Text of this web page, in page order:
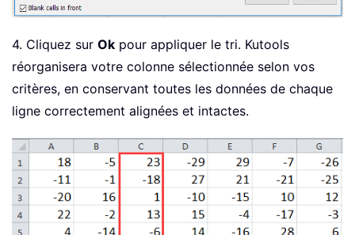
4. Cliquez sur Ok pour appliquer le tri. Kutools
réorganisera votre colonne sélectionnée selon vos
critères, en conservant toutes les données de chaque
ligne correctement alignées et intactes.